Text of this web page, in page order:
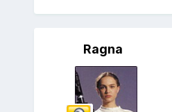
Ragna